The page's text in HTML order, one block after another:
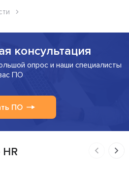
консультация
опрос и наши специалисты
ПО
ПО